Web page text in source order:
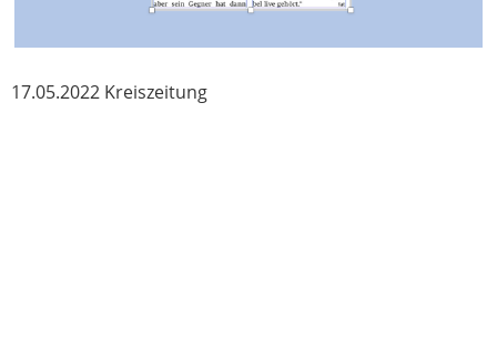
17.05.2022 Kreiszeitung